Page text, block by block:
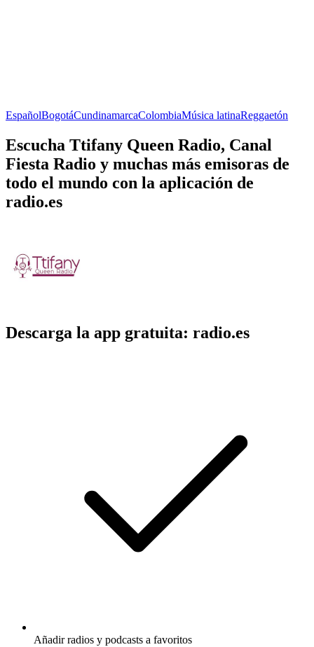
EspañolBogotáCundinamarcaColombiaMúsica latinaReggaetón
Escucha Ttifany Queen Radio, Canal
Fiesta Radio y muchas más emisoras de
todo el mundo con la aplicación de
radio.es
Descarga la app gratuita: radio.es
Añadir radios y podcasts a favoritos